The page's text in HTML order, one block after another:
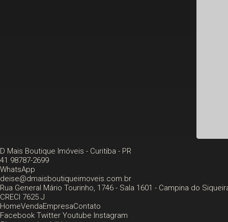
D Mais Boutique Imóveis - Curitiba - PR
41 98787-2699
WhatsApp
deise@dmaisboutiqueimoveis.com.br
Rua General Mário Tourinho, 1746 - Sala 1601 - Campina do
CRECI 7625 J
HomeVendaEmpresaContato
Facebook Twitter Youtube Instagram